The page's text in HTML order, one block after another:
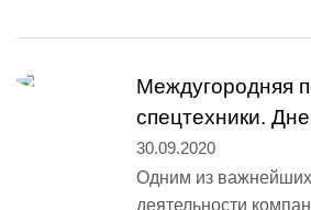
Междугородняя
спецтехники.
30.09.2020
Одним из
деятельности